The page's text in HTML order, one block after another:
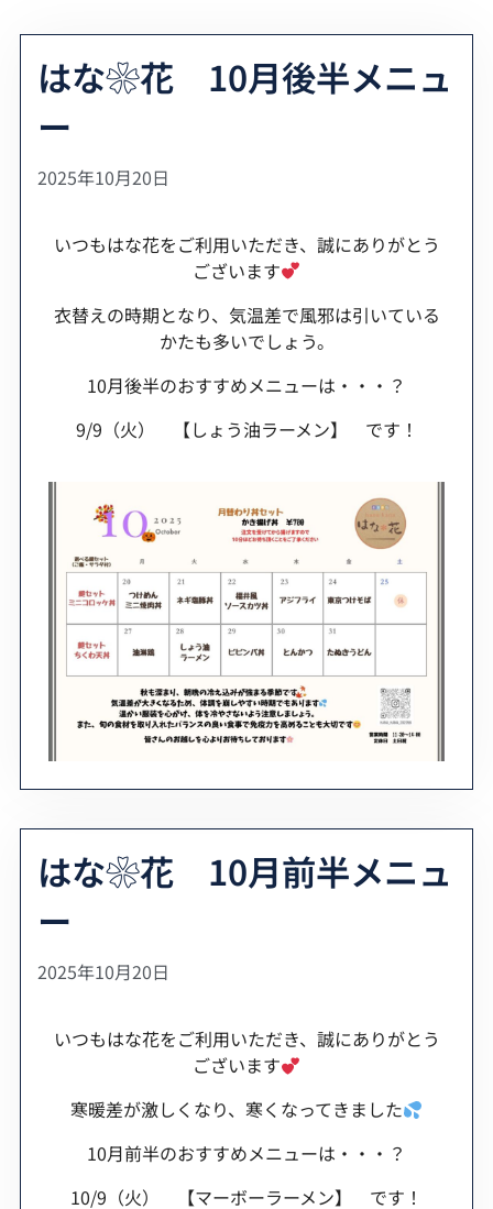
はな❀花 10月後半メニュ
ー
2025年10月20日
いつもはな花をご利用いただき、誠にありがとう
ございます
衣替えの時期となり、気温差で風邪は引いている
かたも多いでしょう。
10月後半のおすすめメニューは・・・？
9/9（火） 【しょう油ラーメン】 です！
はな❀花 10月前半メニュ
ー
2025年10月20日
いつもはな花をご利用いただき、誠にありがとう
ございます
寒暖差が激しくなり、寒くなってきました
10月前半のおすすめメニューは・・・？
10/9（火） 【マーボーラーメン】 です！